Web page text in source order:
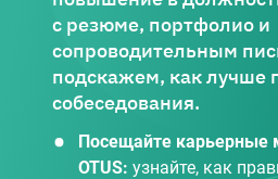
с резюме, портфолио и
сопроводительным
подскажем, как лучше
собеседования.
Посещайте карьерные
OTUS: узнайте, как